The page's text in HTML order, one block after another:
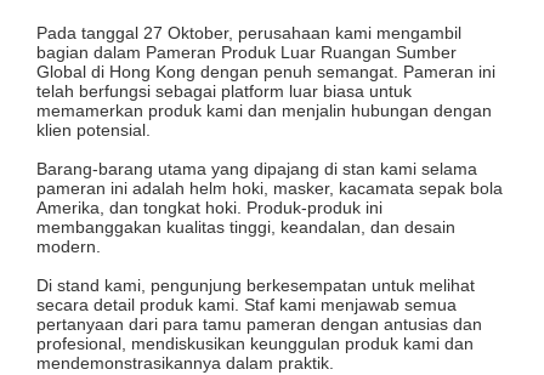
Pada tanggal 27 Oktober, perusahaan kami mengambil
bagian dalam Pameran Produk Luar Ruangan Sumber
Global di Hong Kong dengan penuh semangat. Pameran ini
telah berfungsi sebagai platform luar biasa untuk
memamerkan produk kami dan menjalin hubungan dengan
klien potensial.
Barang-barang utama yang dipajang di stan kami selama
pameran ini adalah helm hoki, masker, kacamata sepak bola
Amerika, dan tongkat hoki. Produk-produk ini
membanggakan kualitas tinggi, keandalan, dan desain
modern.
Di stand kami, pengunjung berkesempatan untuk melihat
secara detail produk kami. Staf kami menjawab semua
pertanyaan dari para tamu pameran dengan antusias dan
profesional, mendiskusikan keunggulan produk kami dan
mendemonstrasikannya dalam praktik.